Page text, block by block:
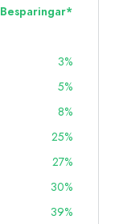
Besparingar*
3%
5%
8%
25%
27%
30%
39%